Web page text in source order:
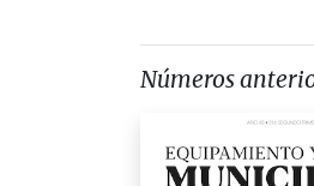
Números